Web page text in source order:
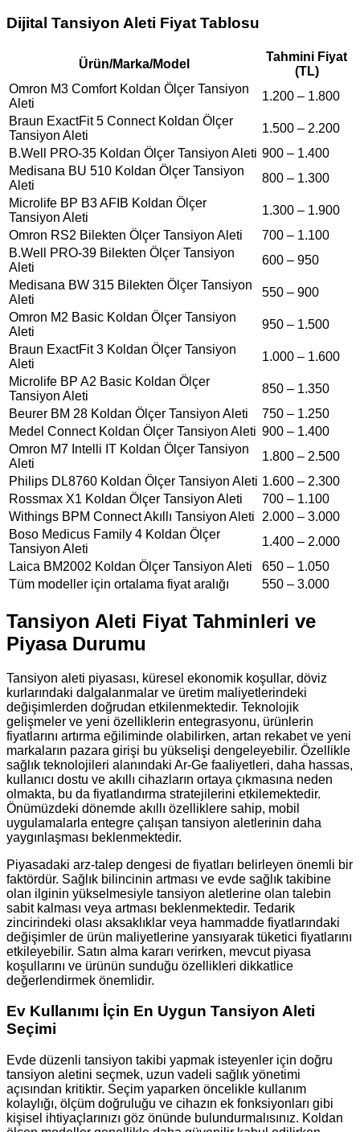
Dijital Tansiyon Aleti Fiyat Tablosu
Ürün/Marka/Model
Tahmini Fiyat
(TL)
Omron M3 Comfort Koldan Ölçer Tansiyon
Aleti
1.200 – 1.800
Braun ExactFit 5 Connect Koldan Ölçer
Tansiyon Aleti
1.500 – 2.200
B.Well PRO-35 Koldan Ölçer Tansiyon Aleti 900 – 1.400
Medisana BU 510 Koldan Ölçer Tansiyon
Aleti
800 – 1.300
Microlife BP B3 AFIB Koldan Ölçer
Tansiyon Aleti
1.300 – 1.900
Omron RS2 Bilekten Ölçer Tansiyon Aleti
700 – 1.100
B.Well PRO-39 Bilekten Ölçer Tansiyon
Aleti
600 – 950
Medisana BW 315 Bilekten Ölçer Tansiyon
Aleti
550 – 900
Omron M2 Basic Koldan Ölçer Tansiyon
Aleti
950 – 1.500
Braun ExactFit 3 Koldan Ölçer Tansiyon
Aleti
1.000 – 1.600
Microlife BP A2 Basic Koldan Ölçer
Tansiyon Aleti
850 – 1.350
Beurer BM 28 Koldan Ölçer Tansiyon Aleti
750 – 1.250
Medel Connect Koldan Ölçer Tansiyon Aleti 900 – 1.400
Omron M7 Intelli IT Koldan Ölçer Tansiyon
Aleti
1.800 – 2.500
Philips DL8760 Koldan Ölçer Tansiyon Aleti 1.600 – 2.300
Rossmax X1 Koldan Ölçer Tansiyon Aleti
700 – 1.100
Withings BPM Connect Akıllı Tansiyon Aleti
2.000 – 3.000
Boso Medicus Family 4 Koldan Ölçer
Tansiyon Aleti
1.400 – 2.000
Laica BM2002 Koldan Ölçer Tansiyon Aleti
650 – 1.050
Tüm modeller için ortalama fiyat aralığı
550 – 3.000
Tansiyon Aleti Fiyat Tahminleri ve
Piyasa Durumu
Tansiyon aleti piyasası, küresel ekonomik koşullar, döviz
kurlarındaki dalgalanmalar ve üretim maliyetlerindeki
değişimlerden doğrudan etkilenmektedir. Teknolojik
gelişmeler ve yeni özelliklerin entegrasyonu, ürünlerin
fiyatlarını artırma eğiliminde olabilirken, artan rekabet ve yeni
markaların pazara girişi bu yükselişi dengeleyebilir. Özellikle
sağlık teknolojileri alanındaki Ar-Ge faaliyetleri, daha hassas,
kullanıcı dostu ve akıllı cihazların ortaya çıkmasına neden
olmakta, bu da fiyatlandırma stratejilerini etkilemektedir.
Önümüzdeki dönemde akıllı özelliklere sahip, mobil
uygulamalarla entegre çalışan tansiyon aletlerinin daha
yaygınlaşması beklenmektedir.
Piyasadaki arz-talep dengesi de fiyatları belirleyen önemli bir
faktördür. Sağlık bilincinin artması ve evde sağlık takibine
olan ilginin yükselmesiyle tansiyon aletlerine olan talebin
sabit kalması veya artması beklenmektedir. Tedarik
zincirindeki olası aksaklıklar veya hammadde fiyatlarındaki
değişimler de ürün maliyetlerine yansıyarak tüketici fiyatlarını
etkileyebilir. Satın alma kararı verirken, mevcut piyasa
koşullarını ve ürünün sunduğu özellikleri dikkatlice
değerlendirmek önemlidir.
Ev Kullanımı İçin En Uygun Tansiyon Aleti
Seçimi
Evde düzenli tansiyon takibi yapmak isteyenler için doğru
tansiyon aletini seçmek, uzun vadeli sağlık yönetimi
açısından kritiktir. Seçim yaparken öncelikle kullanım
kolaylığı, ölçüm doğruluğu ve cihazın ek fonksiyonları gibi
kişisel ihtiyaçlarınızı göz önünde bulundurmalısınız. Koldan